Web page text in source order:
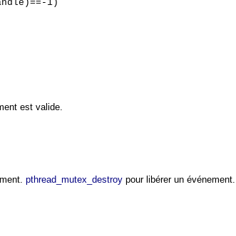
1)
est valide.
pthread_mutex_destroypour libérer un événement.